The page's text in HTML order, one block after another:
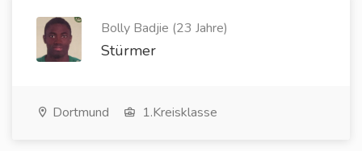
Bolly Badjie (23 Jahre)
Stürmer
Dortmund 1.Kreisklasse